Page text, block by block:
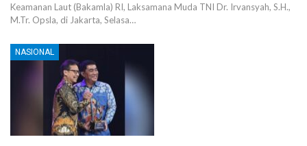
Keamanan Laut (Bakamla) RI, Laksamana Muda TNI Dr. Irvansyah, S.H.,
M.Tr. Opsla, di Jakarta, Selasa…
NASIONAL